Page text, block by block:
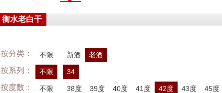
衡水老白干
按分类： 不限 新酒 老酒
按系列： 不限 34
按度数： 不限 38度 39度 40度 41度 42度 43度 45度